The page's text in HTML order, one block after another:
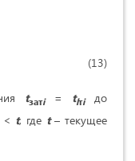
tзатi= tlтiдо
t, где t– текущее